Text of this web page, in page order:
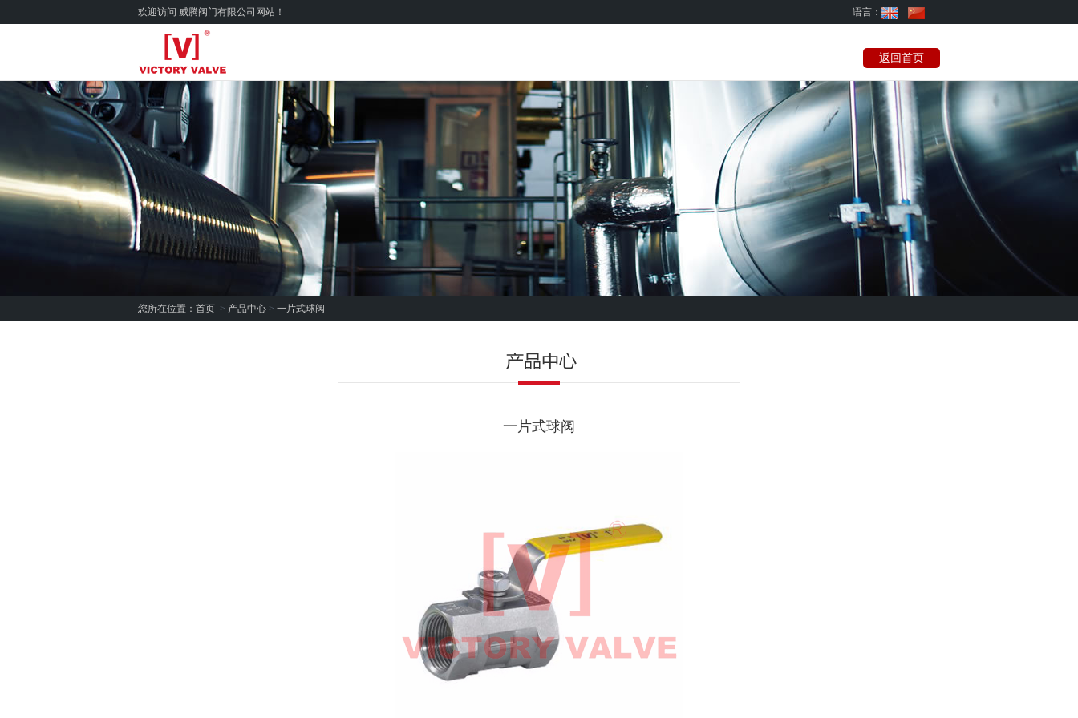
欢迎访问 威腾阀门有限公司网站！ 语言：
返回首页
您所在位置： 首页 > 产品中心 > 一片式球阀
一片式球阀